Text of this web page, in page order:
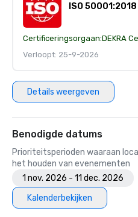
ISO 50001:2018
Certificeringsorgaan:DEKRA
Verloopt: 25-9-2026
Details weergeven
Benodigde datums
Prioriteitsperioden waaraan
het houden van evenementen
1 nov. 2026 - 11 dec. 2026
Kalenderbekijken